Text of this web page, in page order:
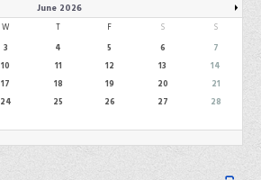
June 2026
W T F S
S
3 4 5 6
7
10 11 12 13
14
17 18 19 20
21
24 25 26 27
28